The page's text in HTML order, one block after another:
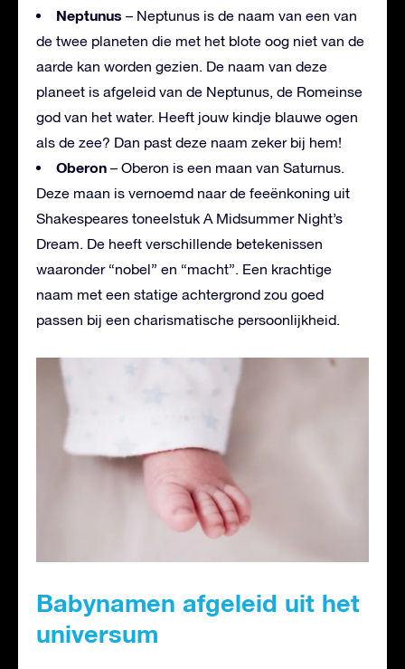
Neptunus – Neptunus is de naam van een van
de twee planeten die met het blote oog niet van de
aarde kan worden gezien. De naam van deze
planeet is afgeleid van de Neptunus, de Romeinse
god van het water. Heeft jouw kindje blauwe ogen
als de zee? Dan past deze naam zeker bij hem!
Oberon – Oberon is een maan van Saturnus.
Deze maan is vernoemd naar de feeënkoning uit
Shakespeares toneelstuk A Midsummer Night’s
Dream. De heeft verschillende betekenissen
waaronder “nobel” en “macht”. Een krachtige
naam met een statige achtergrond zou goed
passen bij een charismatische persoonlijkheid.
Babynamen afgeleid uit het
universum